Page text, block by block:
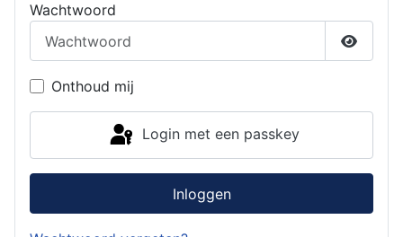
Wachtwoord
Toon
Onthoud mij
Login met een passkey
Inloggen